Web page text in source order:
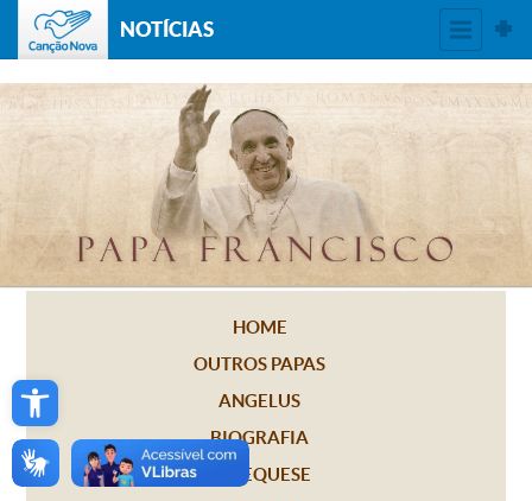
Open toolbar
NOTÍCIAS
HOME
OUTROS PAPAS
ANGELUS
BIOGRAFIA
CATEQUESE